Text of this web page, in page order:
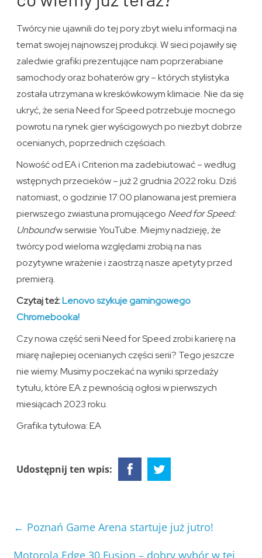
Twórcy nie ujawnili do tej pory zbyt wielu informacji na
temat swojej najnowszej produkcji. W sieci pojawiły się
zaledwie grafiki prezentujące nam poprzerabiane
samochody oraz bohaterów gry – których stylistyka
została utrzymana w kreskówkowym klimacie. Nie da się
ukryć, że seria Need for Speed potrzebuje mocnego
powrotu na rynek gier wyścigowych po niezbyt dobrze
ocenianych, poprzednich częściach.
Nowość od EA i Criterion ma zadebiutować – według
wstępnych przecieków – już 2 grudnia 2022 roku. Dziś
natomiast, o godzinie 17:00 planowana jest premiera
pierwszego zwiastuna promującego Need for Speed:
Unboundw serwisie YouTube. Miejmy nadzieję, że
twórcy pod wieloma względami zrobią na nas
pozytywne wrażenie i zaostrzą nasze apetyty przed
premierą.
Czytaj też:Lenovo szykuje gamingowego
Chromebooka!
Czy nowa część serii Need for Speed zrobi karierę na
miarę najlepiej ocenianych części serii? Tego jeszcze
nie wiemy. Musimy poczekać na wyniki sprzedaży
tytułu, które EA z pewnością ogłosi w pierwszych
miesiącach 2023 roku.
Grafika tytułowa: EA
Udostępnij ten wpis:
← Poznań Game Arena startuje już jutro!
Motorola Edge 30 Fusion – dobry wybór w tej